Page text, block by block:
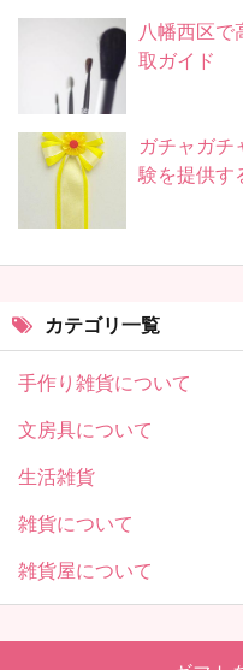
八幡西区で
取ガイド
ガチャガチ
験を提供す
カテゴリ一覧
手作り雑貨について
文房具について
生活雑貨
雑貨について
雑貨屋について